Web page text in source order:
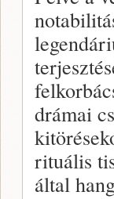
drámai
rituális
által